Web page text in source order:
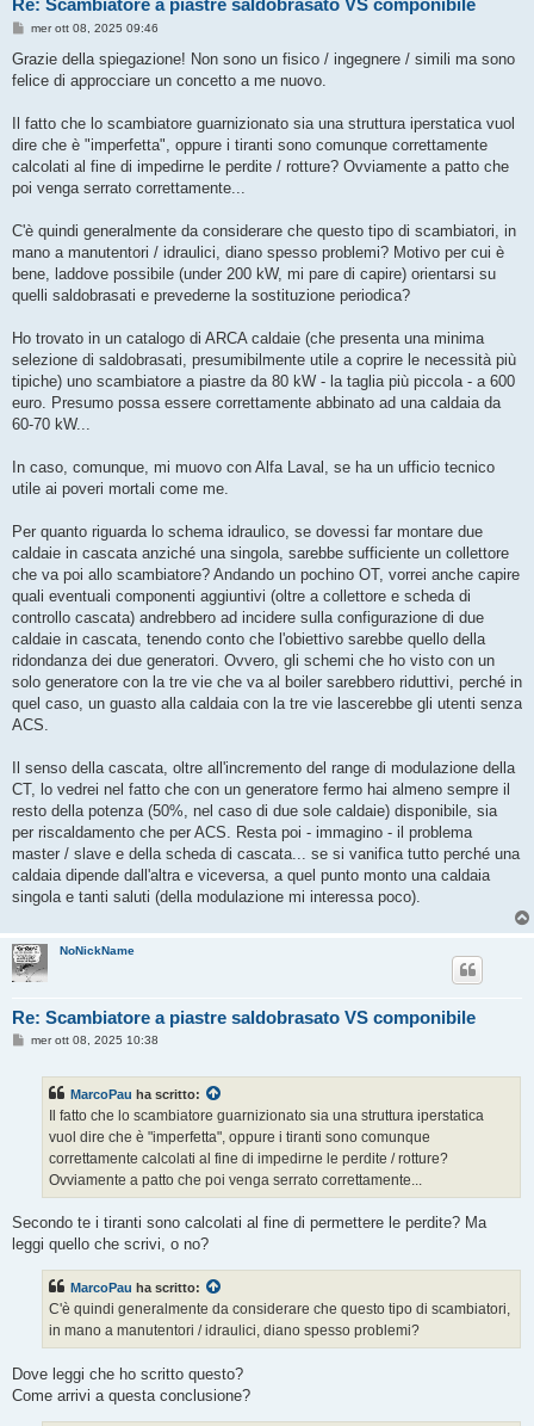
Re: Scambiatore a piastre saldobrasato VS componibile
M
s
a
i
o
mer ott 08, 2025 09:46
Grazie della spiegazione! Non sono un fisico / ingegnere / simili ma sono
felice di approcciare un concetto a me nuovo.
Il fatto che lo scambiatore guarnizionato sia una struttura iperstatica vuol
dire che è "imperfetta", oppure i tiranti sono comunque correttamente
calcolati al fine di impedirne le perdite / rotture? Ovviamente a patto che
poi venga serrato correttamente...
C'è quindi generalmente da considerare che questo tipo di scambiatori, in
mano a manutentori / idraulici, diano spesso problemi? Motivo per cui è
bene, laddove possibile (under 200 kW, mi pare di capire) orientarsi su
quelli saldobrasati e prevederne la sostituzione periodica?
Ho trovato in un catalogo di ARCA caldaie (che presenta una minima
selezione di saldobrasati, presumibilmente utile a coprire le necessità più
tipiche) uno scambiatore a piastre da 80 kW - la taglia più piccola - a 600
euro. Presumo possa essere correttamente abbinato ad una caldaia da
60-70 kW...
In caso, comunque, mi muovo con Alfa Laval, se ha un ufficio tecnico
utile ai poveri mortali come me.
Per quanto riguarda lo schema idraulico, se dovessi far montare due
caldaie in cascata anziché una singola, sarebbe sufficiente un collettore
che va poi allo scambiatore? Andando un pochino OT, vorrei anche capire
quali eventuali componenti aggiuntivi (oltre a collettore e scheda di
controllo cascata) andrebbero ad incidere sulla configurazione di due
caldaie in cascata, tenendo conto che l'obiettivo sarebbe quello della
ridondanza dei due generatori. Ovvero, gli schemi che ho visto con un
solo generatore con la tre vie che va al boiler sarebbero riduttivi, perché in
quel caso, un guasto alla caldaia con la tre vie lascerebbe gli utenti senza
ACS.
Il senso della cascata, oltre all'incremento del range di modulazione della
CT, lo vedrei nel fatto che con un generatore fermo hai almeno sempre il
resto della potenza (50%, nel caso di due sole caldaie) disponibile, sia
per riscaldamento che per ACS. Resta poi - immagino - il problema
master / slave e della scheda di cascata... se si vanifica tutto perché una
caldaia dipende dall'altra e viceversa, a quel punto monto una caldaia
singola e tanti saluti (della modulazione mi interessa poco).
NoNickName
Re: Scambiatore a piastre saldobrasato VS componibile
Mmer ott 08, 2025 10:38
MarcoPau ha scritto:
Il fatto che lo scambiatore guarnizionato sia una struttura iperstatica
vuol dire che è "imperfetta", oppure i tiranti sono comunque
correttamente calcolati al fine di impedirne le perdite / rotture?
Ovviamente a patto che poi venga serrato correttamente...
Secondo te i tiranti sono calcolati al fine di permettere le perdite? Ma
leggi quello che scrivi, o no?
MarcoPau ha scritto:
C'è quindi generalmente da considerare che questo tipo di scambiatori,
in mano a manutentori / idraulici, diano spesso problemi?
Dove leggi che ho scritto questo?
Come arrivi a questa conclusione?